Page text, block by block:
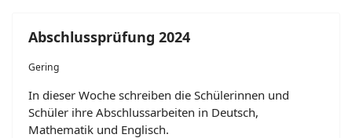
Abschlussprüfung 2024
Gering
In dieser Woche schreiben die Schülerinnen und
Schüler ihre Abschlussarbeiten in Deutsch,
Mathematik und Englisch.